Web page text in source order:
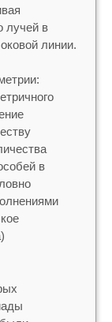
лучей в
линии.
в